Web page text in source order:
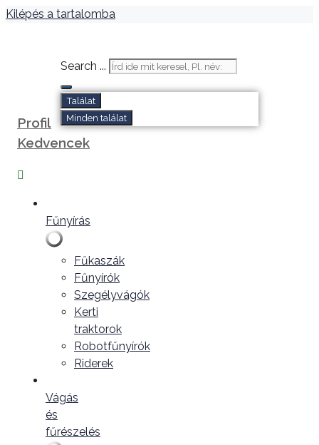
Kilépés a tartalomba
Search ...
Találat
Minden találat
Profil
Kedvencek
Fűnyírás
Fűkaszák
Fűnyírók
Szegélyvágók
Kerti
traktorok
Robotfűnyírók
Riderek
Vágás
és
fűrészelés